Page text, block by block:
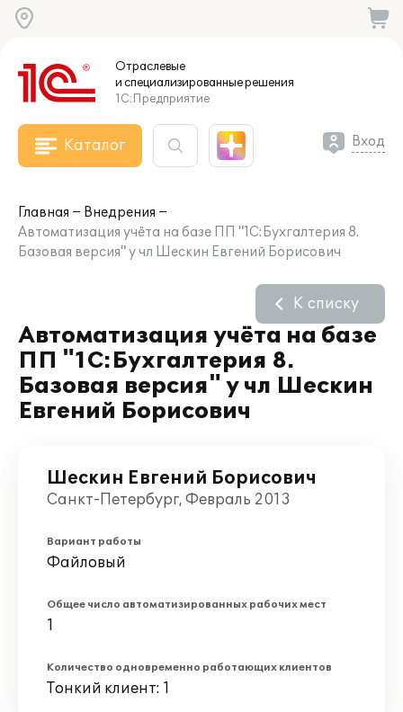
Отраслевые
и специализированныерешения
1С:Предприятие
Каталог Вход
Главная
Внедрения
Автоматизация учёта на базе ПП "1С:Бухгалтерия 8.
Базовая версия" у чл Шескин Евгений Борисович
Автоматизация учёта на базе
ПП "1С:Бухгалтерия 8.
Базовая версия" у чл Шескин
Евгений Борисович
К списку
Шескин Евгений Борисович
Санкт-Петербург, Февраль 2013
Вариант работы
Файловый
Общее число автоматизированных рабочих мест
1
Количество одновременно работающих клиентов
Тонкий клиент: 1